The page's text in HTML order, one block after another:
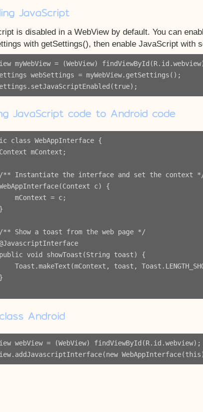
JavaScript
is disabled in a WebView by default. You can
with getSettings(), then enable JavaScript with
myWebView = (WebView)
webSettings = myWebView.getSettings();
JavaScript code to Android code
class WebAppInterface {
mContext;
** Instantiate the interface and set the context
c) {
mContext = c;
** Show a toast from the web page */
void showToast(String toast) {
Toast.makeText(mContext, toast,
Android
webView = (WebView) findViewById(R.id.webview);